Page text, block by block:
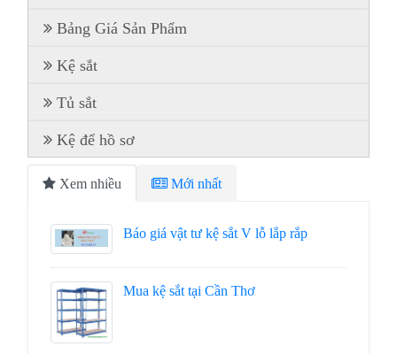
Bảng Giá Sản Phẩm
Kệ sắt
Tủ sắt
Kệ để hồ sơ
Xem nhiều Mới nhất
Báo giá vật tư kệ sắt V lỗ lắp rắp
Mua kệ sắt tại Cần Thơ